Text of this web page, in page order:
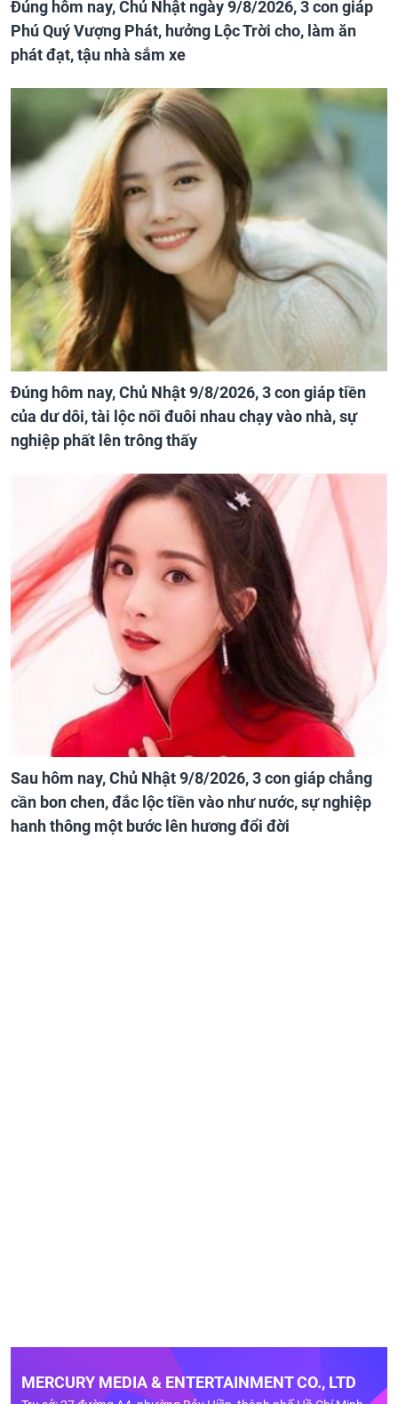
Đúng hôm nay, Chủ Nhật ngày 9/8/2026, 3 con giáp
Phú Quý Vượng Phát, hưởng Lộc Trời cho, làm ăn
phát đạt, tậu nhà sắm xe
Đúng hôm nay, Chủ Nhật 9/8/2026, 3 con giáp tiền
của dư dôi, tài lộc nối đuôi nhau chạy vào nhà, sự
nghiệp phất lên trông thấy
Sau hôm nay, Chủ Nhật 9/8/2026, 3 con giáp chẳng
cần bon chen, đắc lộc tiền vào như nước, sự nghiệp
hanh thông một bước lên hương đổi đời
MERCURY MEDIA & ENTERTAINMENT CO., LTD